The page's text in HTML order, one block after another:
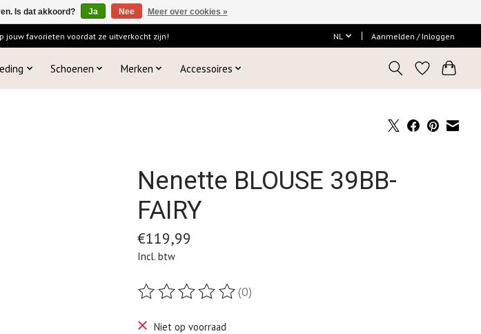
jouw favorieten voordat ze uitverkocht zijn! NL Aanmelden / Inloggen
Schoenen Merken Accessoires
Nenette BLOUSE 39BB-
FAIRY
€119,99
Incl. btw
De beoordeling van dit product is
(0)
Niet op voorraad
Is dat akkoord? Ja Nee Meer over cookies »